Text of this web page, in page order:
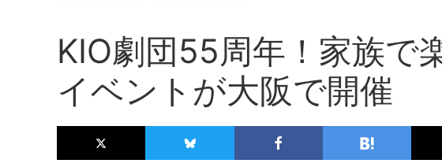
KIO劇団55周年！家族で
イベントが大阪で開催